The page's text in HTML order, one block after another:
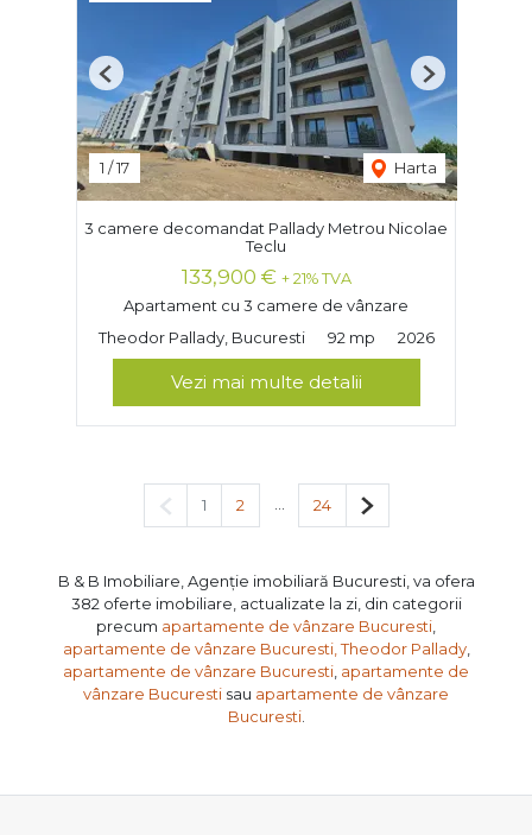
1 /17 Harta
Previous Next
3 camere decomandat Pallady Metrou Nicolae
Teclu
133,900 € + 21% TVA
Apartament cu 3 camere de vânzare
Theodor Pallady, Bucuresti
92 mp 2026
Vezi mai multe detalii
Pagina anterioară
1 2 24 Pagina următoare
B & B Imobiliare, Agenție imobiliară Bucuresti, va ofera
382 oferte imobiliare, actualizate la zi, din categorii
precum apartamente de vânzare Bucuresti
apartamente de vânzare Bucuresti, Theodor Pallady,
apartamente de vânzare Bucuresti apartamente de
vânzare Bucuresti sau apartamente de vânzare
Bucuresti.